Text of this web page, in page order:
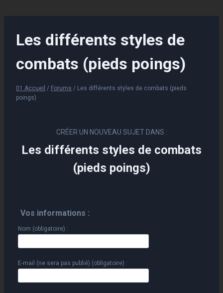
Les différents styles de
combats (pieds poings)
01 Accueil / Forums / Les différents styles de combats (pieds
poings)
CRÉER UN NOUVEAU SUJET DANS :
Les différents styles de combats
(pieds poings)
Vos informations :
Nom (obligatoire) :
E-mail (ne sera pas publié) (obligatoire) :